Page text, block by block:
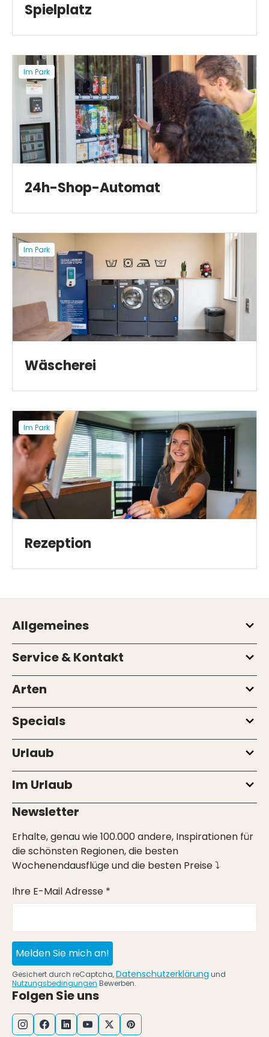
Spielplatz
Im Park
24h-Shop-Automat
Im Park
Wäscherei
Im Park
Rezeption
Allgemeines
Service & Kontakt
Arten
Specials
Urlaub
Im Urlaub
Newsletter
Erhalte, genau wie 100.000 andere, Inspirationen für
die schönsten Regionen, die besten
Wochenendausflüge und die besten Preise ⤵
Ihre E-Mail Adresse *
Melden Sie mich an!
Gesichert durch reCaptcha,Datenschutzerklärung und
Nutzungsbedingungen Bewerben.
Folgen Sie uns